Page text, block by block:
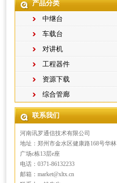
产品分类
中继台
车载台
对讲机
工程器件
资源下载
综合管廊
联系我们
河南讯罗通信技术有限公司
地址：郑州市金水区健康路168号华林
广场c栋13层e座
电话：0371-86132233
邮箱：market@xltx.cn